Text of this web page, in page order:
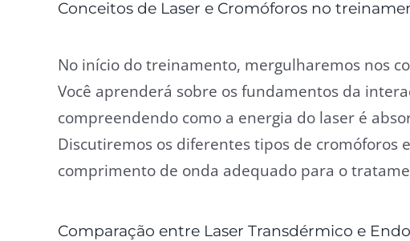
Conceitos de Laser e Cromóforos no
No início do treinamento, mergulharemos nos
Você aprenderá sobre os fundamentos da
compreendendo como a energia do laser é
Discutiremos os diferentes tipos de cromóforos
comprimento de onda adequado para o
Comparação entre Laser Transdérmico e